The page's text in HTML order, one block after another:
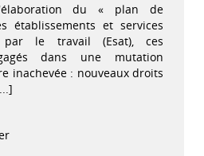
du « plan de
établissements et services
par le travail (Esat), ces
dans une mutation
inachevée : nouveaux droits